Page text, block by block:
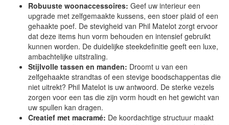
Robuuste woonaccessoires: Geef uw interieur een
upgrade met zelfgemaakte kussens, een stoer plaid of een
gehaakte poef. De stevigheid van Phil Matelot zorgt ervoor
dat deze items hun vorm behouden en intensief gebruikt
kunnen worden. De duidelijke steekdefinitie geeft een luxe,
ambachtelijke uitstraling.
Stijlvolle tassen en manden: Droomt u van een
zelfgehaakte strandtas of een stevige boodschappentas die
niet uitrekt? Phil Matelot is uw antwoord. De sterke vezels
zorgen voor een tas die zijn vorm houdt en het gewicht van
uw spullen kan dragen.
Creatief met macramé: De koordachtige structuur maakt